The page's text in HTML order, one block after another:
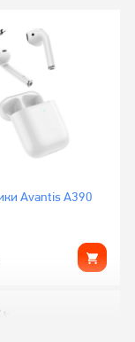
Avantis A390